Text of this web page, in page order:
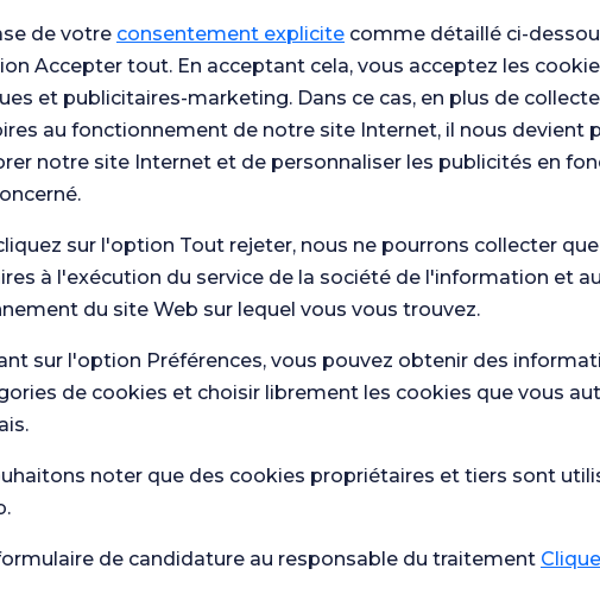
Santé actuelle
diarrhée ?
pour nous.
nos enquêtes
de soins de
satisfaction
de
de votre consentement explicite comme détaillé ci-
Accepter tout. En acceptant cela, vous acceptez les
et publicitaires-marketing. Dans ce cas, en plus de
au fonctionnement de notre site Internet, il nous devient
notre site Internet et de personnaliser les publicités en
sur l'option Tout rejeter, nous ne pourrons collecter
à l'exécution du service de la société de l'information et
du site Web sur lequel vous vous trouvez.
sur l'option Préférences, vous pouvez obtenir des
de cookies et choisir librement les cookies que vous
noter que des cookies propriétaires et tiers sont
de candidature au responsable du traitement